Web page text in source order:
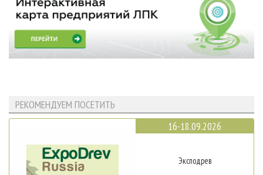
РЕКОМЕНДУЕМ ПОСЕТИТЬ
16-18.09.2026
Эксподрев